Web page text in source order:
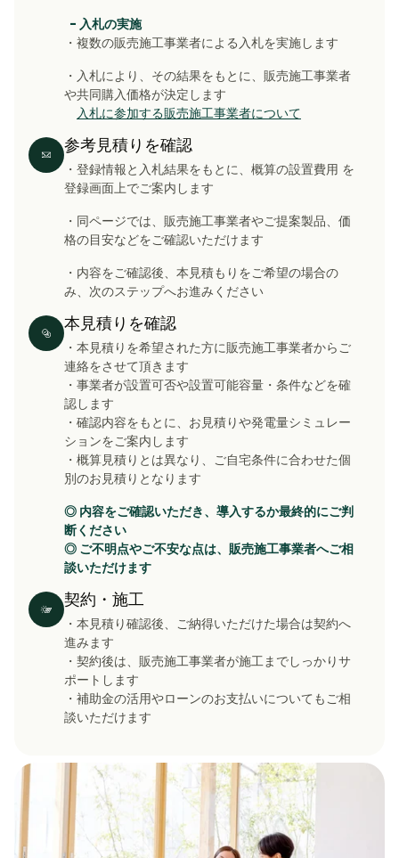
- 入札の実施
・複数の販売施工事業者による入札を実施します
・入札により、その結果をもとに、販売施工事業者
や共同購入価格が決定します
入札に参加する販売施工事業者について
参考見積りを確認
・登録情報と入札結果をもとに、概算の設置費用 を
登録画面上でご案内します
・同ページでは、販売施工事業者やご提案製品、価
格の目安などをご確認いただけます
・内容をご確認後、本見積もりをご希望の場合の
み、次のステップへお進みください
本見積りを確認
・本見積りを希望された方に販売施工事業者からご
連絡をさせて頂きます
・事業者が設置可否や設置可能容量・条件などを確
認します
・確認内容をもとに、お見積りや発電量シミュレー
ションをご案内します
・概算見積りとは異なり、ご自宅条件に合わせた個
別のお見積りとなります
◎ 内容をご確認いただき、導入するか最終的にご判
断ください
◎ ご不明点やご不安な点は、販売施工事業者へご相
談いただけます
契約・施工
・本見積り確認後、ご納得いただけた場合は契約へ
進みます
・契約後は、販売施工事業者が施工までしっかりサ
ポートします
・補助金の活用やローンのお支払いについてもご相
談いただけます